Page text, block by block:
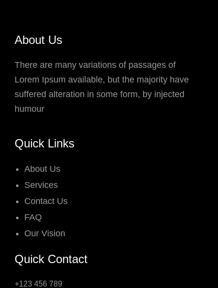
About Us
There are many variations of passages of
Lorem Ipsum available, but the majority have
suffered alteration in some form, by injected
humour
Quick Links
About Us
Services
Contact Us
FAQ
Our Vision
Quick Contact
+123 456 789